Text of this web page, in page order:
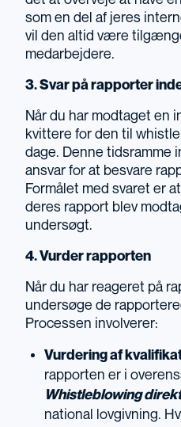
som en del af jeres
vil den altid være
medarbejdere.
3. Svar på rapporter
Når du har modtaget en
kvittere for den til
dage. Denne tidsramme
ansvar for at besvare
Formålet med svaret er
deres rapport blev
undersøgt.
4. Vurder rapporten
Når du har reageret på
undersøge de
Processen involverer:
Vurdering af
rapporten er i
Whistleblowing
national lovgivning.